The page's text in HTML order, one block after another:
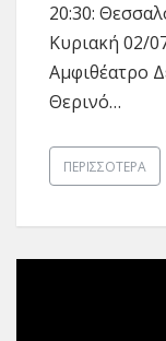
20:30:
Κυριακή 02/
Αμφιθέατρο
Θερινό…
ΠΕΡΙΣΣΌΤΕΡΑ